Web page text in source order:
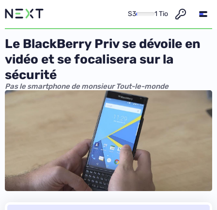
S3 1 Tio
Le BlackBerry Priv se dévoile en
vidéo et se focalisera sur la
sécurité
Pas le smartphone de monsieur Tout-le-monde